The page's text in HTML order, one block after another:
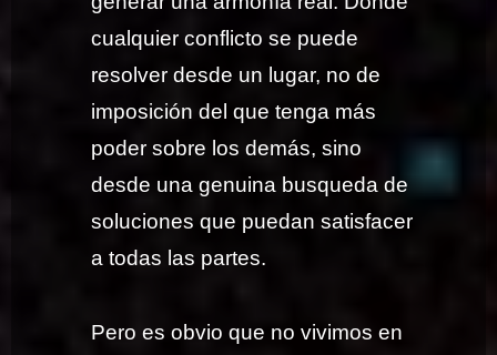
cualquier conflicto se puede
resolver desde un lugar, no de
imposición del que tenga más
poder sobre los demás, sino
desde una genuina busqueda de
soluciones que puedan satisfacer
a todas las partes.
Pero es obvio que no vivimos en